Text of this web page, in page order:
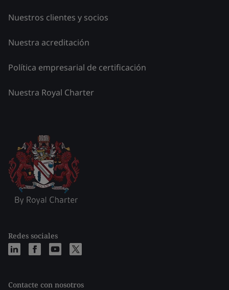
Nuestros clientes y socios
Nuestra acreditación
Política empresarial de certificación
Nuestra Royal Charter
Redes sociales
Contacte con nosotros